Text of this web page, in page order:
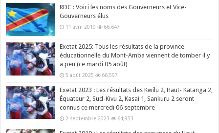
RDC : Voici les noms des Gouverneurs et Vice-
Gouverneurs élus
11 avril 2019 66,647
Exetat 2025: Tous les résultats de la province
éducationnelle du Mont-Amba viennent de tomber il y
a peu (ce mardi 05 août)
5 août 2025 66,597
Exetat 2023 : Les résultats des Kwilu 2, Haut- Katanga 2,
Équateur 2, Sud-Kivu 2, Kasai 1, Sankuru 2 seront
connus ce mercredi 06 septembre
2 septembre 2023 64,953